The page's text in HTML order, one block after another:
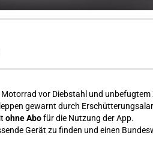
Motorrad vor Diebstahl und
gewarnt durch
ohne Abofür die Nutzung der App.
Gerät zu finden und einen